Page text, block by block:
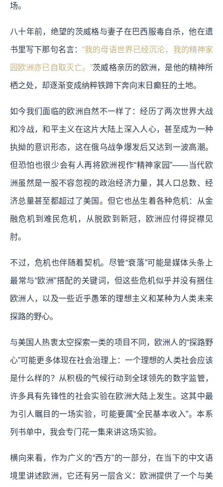
场。
八十年前，绝望的茨威格与妻子在巴西服毒自杀，他在遗
书里写下那句名言：“我的母语世界已经沉沦，我的精神家
园欧洲亦已自取灭亡。”茨威格亲历的欧洲，是他的精神所
栖之处，却逐渐变成纳粹铁蹄下奔向末日癫狂的土地。
如今我们面临的欧洲自然不一样了：经历了两次世界大战
和冷战，和平主义在这片大陆上深入人心，甚至成为一种
执拗的意识形态，这在俄乌战争爆发后又达到一波高潮。
但恐怕也很少会有人再将欧洲视作“精神家园”——当代欧
洲虽然是一股不容忽视的政治经济力量，其人口总数、经
济总量甚至都超过了美国。但它也丛生着各种危机：从金
融危机到难民危机，从脱欧到新冠，欧洲应付得捉襟见
肘。
不过，危机也伴随着契机。尽管“衰落”可能是媒体头条上
最常与“欧洲”搭配的关键词，但这些危机似乎并没有捆住
欧洲人，以及一些近乎愚笨的理想主义和某种为人类未来
探路的野心。
与美国人热衷太空探索一类的项目不同，欧洲人的“探路野
心”可能更多体现在社会治理上：一个理想的人类社会应该
是什么样的？从积极的气候行动到全球领先的数字监管，
许多具有先锋性的社会实验在欧洲大陆上发生。这其中最
为引人瞩目的一场实验，可能要属“全民基本收入”。本系
列书单中，我会专门花一集来讲这场实验。
横向来看， 作为广义的“西方”的一部分，在当下的中文语
境里讲述欧洲，它还有另一层含义：欧洲提供了一个与美